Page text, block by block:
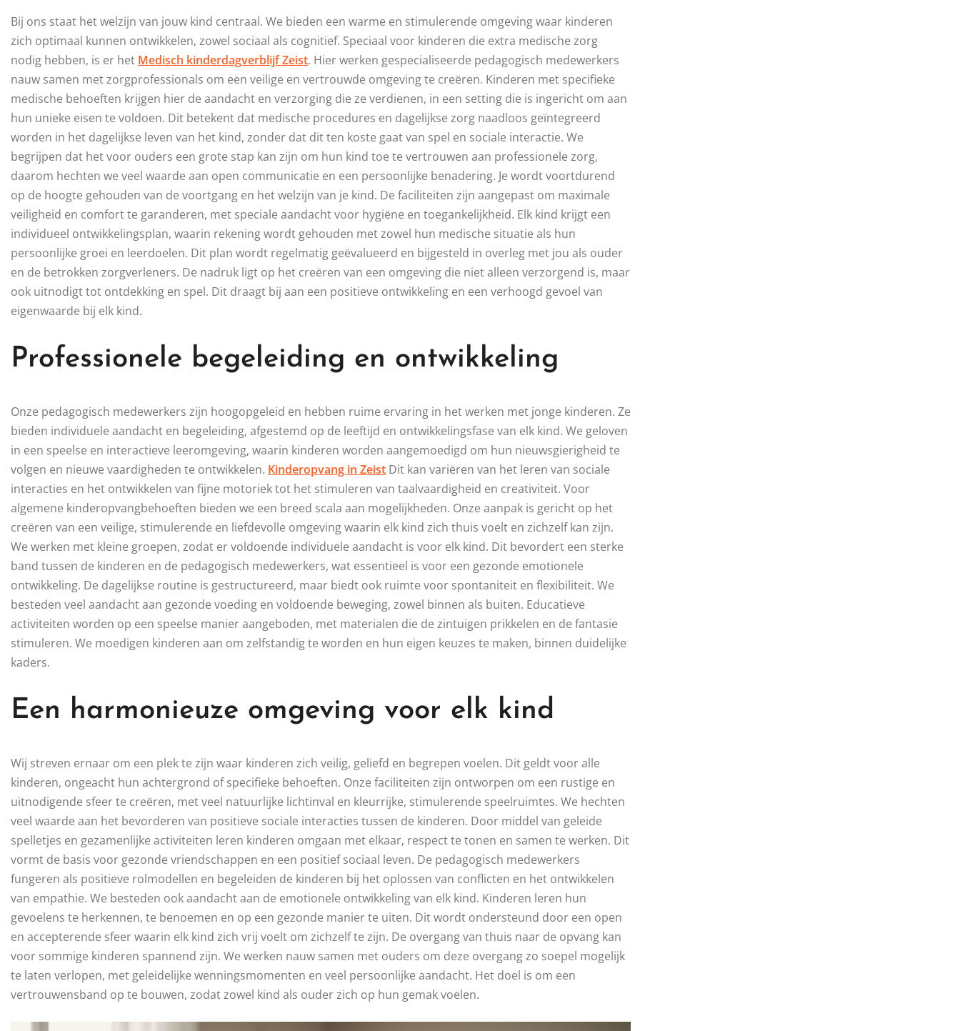
Bij ons staat het welzijn van jouw kind centraal. We bieden een warme en stimulerende omgeving waar kinderen
zich optimaal kunnen ontwikkelen, zowel sociaal als cognitief. Speciaal voor kinderen die extra medische zorg
nodig hebben, is er het Medisch kinderdagverblijf Zeist. Hier werken gespecialiseerde pedagogisch medewerkers
nauw samen met zorgprofessionals om een veilige en vertrouwde omgeving te creëren. Kinderen met specifieke
medische behoeften krijgen hier de aandacht en verzorging die ze verdienen, in een setting die is ingericht om aan
hun unieke eisen te voldoen. Dit betekent dat medische procedures en dagelijkse zorg naadloos geïntegreerd
worden in het dagelijkse leven van het kind, zonder dat dit ten koste gaat van spel en sociale interactie. We
begrijpen dat het voor ouders een grote stap kan zijn om hun kind toe te vertrouwen aan professionele zorg,
daarom hechten we veel waarde aan open communicatie en een persoonlijke benadering. Je wordt voortdurend
op de hoogte gehouden van de voortgang en het welzijn van je kind. De faciliteiten zijn aangepast om maximale
veiligheid en comfort te garanderen, met speciale aandacht voor hygiëne en toegankelijkheid. Elk kind krijgt een
individueel ontwikkelingsplan, waarin rekening wordt gehouden met zowel hun medische situatie als hun
persoonlijke groei en leerdoelen. Dit plan wordt regelmatig geëvalueerd en bijgesteld in overleg met jou als ouder
en de betrokken zorgverleners. De nadruk ligt op het creëren van een omgeving die niet alleen verzorgend is, maar
ook uitnodigt tot ontdekking en spel. Dit draagt bij aan een positieve ontwikkeling en een verhoogd gevoel van
eigenwaarde bij elk kind.
Professionele begeleiding en ontwikkeling
Onze pedagogisch medewerkers zijn hoogopgeleid en hebben ruime ervaring in het werken met jonge kinderen. Ze
bieden individuele aandacht en begeleiding, afgestemd op de leeftijd en ontwikkelingsfase van elk kind. We geloven
in een speelse en interactieve leeromgeving, waarin kinderen worden aangemoedigd om hun nieuwsgierigheid te
volgen en nieuwe vaardigheden te ontwikkelen. Kinderopvang in Zeist Dit kan variëren van het leren van sociale
interacties en het ontwikkelen van fijne motoriek tot het stimuleren van taalvaardigheid en creativiteit. Voor
algemene kinderopvangbehoeften bieden we een breed scala aan mogelijkheden. Onze aanpak is gericht op het
creëren van een veilige, stimulerende en liefdevolle omgeving waarin elk kind zich thuis voelt en zichzelf kan zijn.
We werken met kleine groepen, zodat er voldoende individuele aandacht is voor elk kind. Dit bevordert een sterke
band tussen de kinderen en de pedagogisch medewerkers, wat essentieel is voor een gezonde emotionele
ontwikkeling. De dagelijkse routine is gestructureerd, maar biedt ook ruimte voor spontaniteit en flexibiliteit. We
besteden veel aandacht aan gezonde voeding en voldoende beweging, zowel binnen als buiten. Educatieve
activiteiten worden op een speelse manier aangeboden, met materialen die de zintuigen prikkelen en de fantasie
stimuleren. We moedigen kinderen aan om zelfstandig te worden en hun eigen keuzes te maken, binnen duidelijke
kaders.
Een harmonieuze omgeving voor elk kind
Wij streven ernaar om een plek te zijn waar kinderen zich veilig, geliefd en begrepen voelen. Dit geldt voor alle
kinderen, ongeacht hun achtergrond of specifieke behoeften. Onze faciliteiten zijn ontworpen om een rustige en
uitnodigende sfeer te creëren, met veel natuurlijke lichtinval en kleurrijke, stimulerende speelruimtes. We hechten
veel waarde aan het bevorderen van positieve sociale interacties tussen de kinderen. Door middel van geleide
spelletjes en gezamenlijke activiteiten leren kinderen omgaan met elkaar, respect te tonen en samen te werken. Dit
vormt de basis voor gezonde vriendschappen en een positief sociaal leven. De pedagogisch medewerkers
fungeren als positieve rolmodellen en begeleiden de kinderen bij het oplossen van conflicten en het ontwikkelen
van empathie. We besteden ook aandacht aan de emotionele ontwikkeling van elk kind. Kinderen leren hun
gevoelens te herkennen, te benoemen en op een gezonde manier te uiten. Dit wordt ondersteund door een open
en accepterende sfeer waarin elk kind zich vrij voelt om zichzelf te zijn. De overgang van thuis naar de opvang kan
voor sommige kinderen spannend zijn. We werken nauw samen met ouders om deze overgang zo soepel mogelijk
te laten verlopen, met geleidelijke wenningsmomenten en veel persoonlijke aandacht. Het doel is om een
vertrouwensband op te bouwen, zodat zowel kind als ouder zich op hun gemak voelen.